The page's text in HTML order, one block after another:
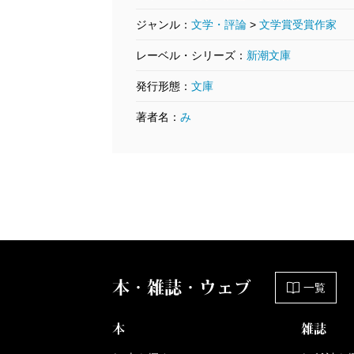
ジャンル： 文学・評論 > 文学賞受賞作家
レーベル・シリーズ： 新潮文庫
発行形態： 文庫
著者名： み
本・雑誌・ウェブ 一覧
本 雑誌